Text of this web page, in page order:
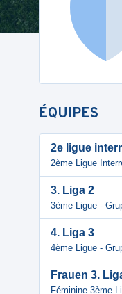
ÉQUIPES
2e ligue
2ème Ligue
3. Liga 2
3ème Ligue -
4. Liga 3
4ème Ligue -
Frauen 3.
Féminine 3ème